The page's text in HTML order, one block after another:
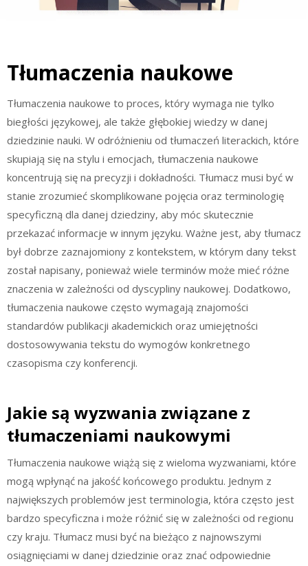
Tłumaczenia naukowe
Tłumaczenia naukowe to proces, który wymaga nie tylko
biegłości językowej, ale także głębokiej wiedzy w danej
dziedzinie nauki. W odróżnieniu od tłumaczeń literackich, które
skupiają się na stylu i emocjach, tłumaczenia naukowe
koncentrują się na precyzji i dokładności. Tłumacz musi być w
stanie zrozumieć skomplikowane pojęcia oraz terminologię
specyficzną dla danej dziedziny, aby móc skutecznie
przekazać informacje w innym języku. Ważne jest, aby tłumacz
był dobrze zaznajomiony z kontekstem, w którym dany tekst
został napisany, ponieważ wiele terminów może mieć różne
znaczenia w zależności od dyscypliny naukowej. Dodatkowo,
tłumaczenia naukowe często wymagają znajomości
standardów publikacji akademickich oraz umiejętności
dostosowywania tekstu do wymogów konkretnego
czasopisma czy konferencji.
Jakie są wyzwania związane z
tłumaczeniami naukowymi
Tłumaczenia naukowe wiążą się z wieloma wyzwaniami, które
mogą wpłynąć na jakość końcowego produktu. Jednym z
największych problemów jest terminologia, która często jest
bardzo specyficzna i może różnić się w zależności od regionu
czy kraju. Tłumacz musi być na bieżąco z najnowszymi
osiągnięciami w danej dziedzinie oraz znać odpowiednie